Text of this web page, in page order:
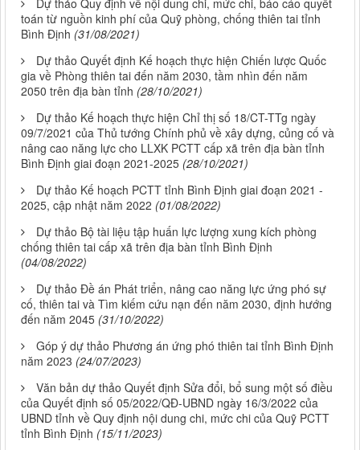
toán từ nguồn kinh phí của Quỹ phòng, chống thiên tai tỉnh
Bình Định (31/08/2021)
Dự thảo Quyết định Kế hoạch thực hiện Chiến lược Quốc
gia về Phòng thiên tai đến năm 2030, tầm nhìn đến năm
2050 trên địa bàn tỉnh (28/10/2021)
Dự thảo Kế hoạch thực hiện Chỉ thị số 18/CT-TTg ngày
09/7/2021 của Thủ tướng Chính phủ về xây dựng, củng cố và
nâng cao năng lực cho LLXK PCTT cấp xã trên địa bàn tỉnh
Bình Định giai đoạn 2021-2025 (28/10/2021)
Dự thảo Kế hoạch PCTT tỉnh Bình Định giai đoạn 2021 -
2025, cập nhật năm 2022 (01/08/2022)
Dự thảo Bộ tài liệu tập huấn lực lượng xung kích phòng
chống thiên tai cấp xã trên địa bàn tỉnh Bình Định
(04/08/2022)
Dự thảo Đề án Phát triển, nâng cao năng lực ứng phó sự
cố, thiên tai và Tìm kiếm cứu nạn đến năm 2030, định hướng
đến năm 2045 (31/10/2022)
Góp ý dự thảo Phương án ứng phó thiên tai tỉnh Bình Định
năm 2023 (24/07/2023)
Văn bản dự thảo Quyết định Sửa đổi, bổ sung một số điều
của Quyết định số 05/2022/QĐ-UBND ngày 16/3/2022 của
UBND tỉnh về Quy định nội dung chi, mức chi của Quỹ PCTT
tỉnh Bình Định (15/11/2023)